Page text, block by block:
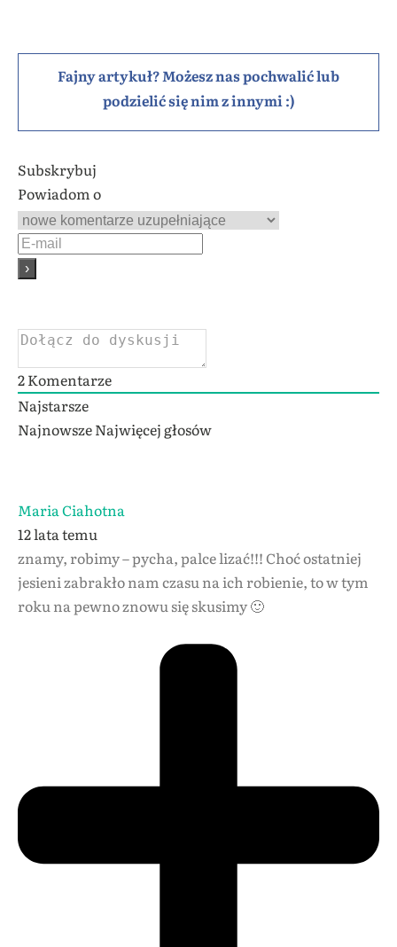
Fajny artykuł? Możesz nas pochwalić lub
podzielić się nim z innymi :)
Subskrybuj
Powiadom o
2Komentarze
Najstarsze
NajnowszeNajwięcej głosów
Maria Ciahotna
12 lata temu
znamy, robimy – pycha, palce lizać!!! Choć ostatniej
jesieni zabrakło nam czasu na ich robienie, to w tym
roku na pewno znowu się skusimy 🙂